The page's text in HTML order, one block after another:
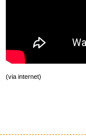
(via internet)